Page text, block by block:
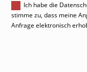
Ich habe die
stimme zu, dass meine
Anfrage elektronisch